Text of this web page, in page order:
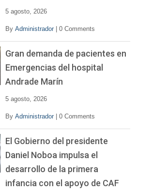
5 agosto, 2026
By Administrador 0 Comments
Gran demanda de pacientes en
Emergencias del hospital
Andrade Marín
5 agosto, 2026
By Administrador 0 Comments
El Gobierno del presidente
Daniel Noboa impulsa el
desarrollo de la primera
infancia con el apoyo de CAF